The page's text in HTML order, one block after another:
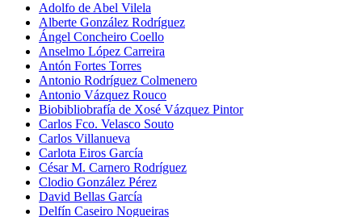
Adolfo de Abel Vilela
Alberte González Rodríguez
Ángel Concheiro Coello
Anselmo López Carreira
Antón Fortes Torres
Antonio Rodríguez Colmenero
Antonio Vázquez Rouco
Biobibliobrafía de Xosé Vázquez Pintor
Carlos Fco. Velasco Souto
Carlos Villanueva
Carlota Eiros García
César M. Carnero Rodríguez
Clodio González Pérez
David Bellas García
Delfín Caseiro Nogueiras